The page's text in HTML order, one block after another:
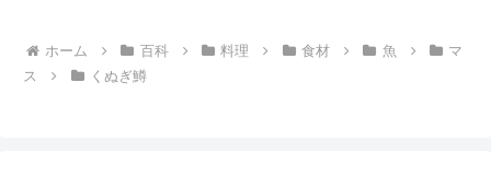
ホーム 百科 料理 食材 魚
マ
ス
くぬぎ鱒